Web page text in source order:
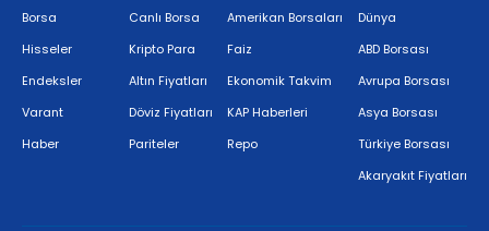
Borsa
Hisseler
Endeksler
Varant
Haber
Canlı Borsa
Kripto Para
Altın Fiyatları
Döviz Fiyatları
Pariteler
Amerikan Borsaları
Faiz
Ekonomik Takvim
KAP Haberleri
Repo
Dünya
ABD Borsası
Avrupa Borsası
Asya Borsası
Türkiye Borsası
Akaryakıt Fiyatları